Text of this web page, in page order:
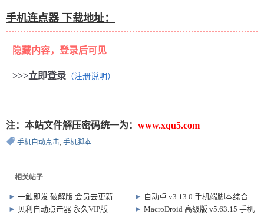
手机连点器 下载地址：
隐藏内容，登录后可见
>>>立即登录 （注册说明）
注：本站文件解压密码统一为： www.xqu5.com
手机自动点击, 手机脚本
相关帖子
►一触即发 破解版 会员去更新
v2.8.9 安卓自动脚本 编辑工具
► 自动卓 v3.13.0 手机端脚本综合
app
► 贝利自动点击器 永久VIP版
►MacroDroid 高级版 v5.63.15 手机